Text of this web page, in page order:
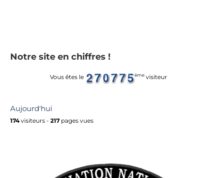
Notre site en chiffres !
Vous êtes le ème visiteur
Aujourd'hui
174visiteurs - 217 pages vues